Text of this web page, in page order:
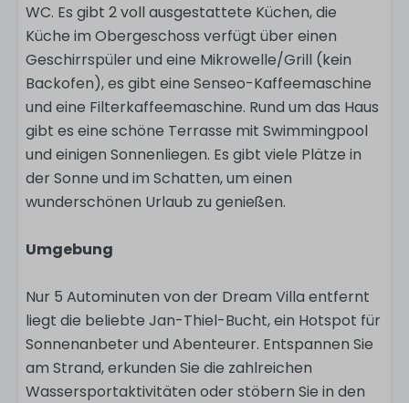
WC. Es gibt 2 voll ausgestattete Küchen, die
Küche im Obergeschoss verfügt über einen
Geschirrspüler und eine Mikrowelle/Grill (kein
Backofen), es gibt eine Senseo-Kaffeemaschine
und eine Filterkaffeemaschine. Rund um das Haus
gibt es eine schöne Terrasse mit Swimmingpool
und einigen Sonnenliegen. Es gibt viele Plätze in
der Sonne und im Schatten, um einen
wunderschönen Urlaub zu genießen.
Umgebung
Nur 5 Autominuten von der Dream Villa entfernt
liegt die beliebte Jan-Thiel-Bucht, ein Hotspot für
Sonnenanbeter und Abenteurer. Entspannen Sie
am Strand, erkunden Sie die zahlreichen
Wassersportaktivitäten oder stöbern Sie in den